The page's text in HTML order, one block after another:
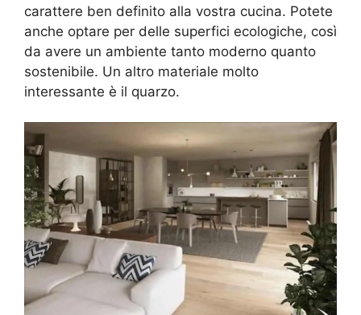
carattere ben definito alla vostra cucina. Potete
anche optare per delle superfici ecologiche, così
da avere un ambiente tanto moderno quanto
sostenibile. Un altro materiale molto
interessante è il quarzo.